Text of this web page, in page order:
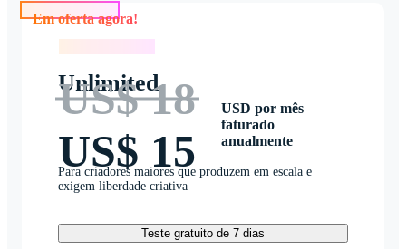
Unlimited
US$ 18
US$ 15
USD por mês
faturado
anualmente
Para criadores maiores que produzem em escala e
exigem liberdade criativa
Teste gratuito de 7 dias